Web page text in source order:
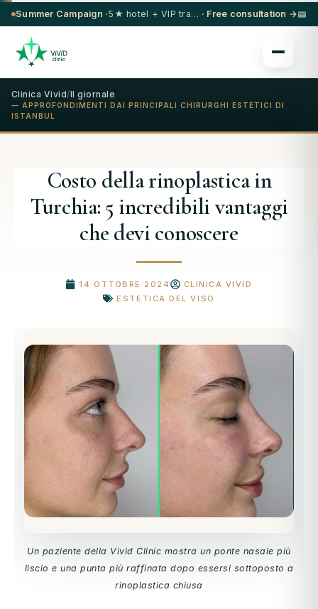
Summer Campaign · 5★ hotel + VIP transfer on select procedures · Free consultation →
Clinica Vivid/Il giornale
— APPROFONDIMENTI DAI PRINCIPALI CHIRURGHI ESTETICI DI
ISTANBUL
Costo della rinoplastica in
Turchia: 5 incredibili vantaggi
che devi conoscere
14 OTTOBRE 2024
CLINICA VIVID
ESTETICA DEL VISO
Un paziente della Vivid Clinic mostra un ponte nasale più
liscio e una punta più raffinata dopo essersi sottoposto a
rinoplastica chiusa